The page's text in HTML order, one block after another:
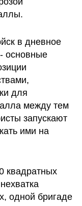
в дневное
основные
для
между тем
запускают
ими на
квадратных
одной бригаде